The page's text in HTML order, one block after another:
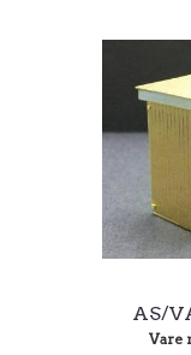
AS/
Vare